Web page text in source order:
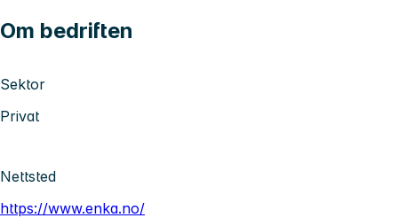
Om bedriften
Sektor
Privat
Nettsted
https://www.enka.no/